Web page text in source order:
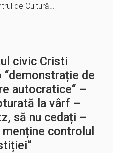
de Cultură…
civic Cristi
“demonstrație de
autocratice“ –
la vârf –
să nu cedați –
controlul